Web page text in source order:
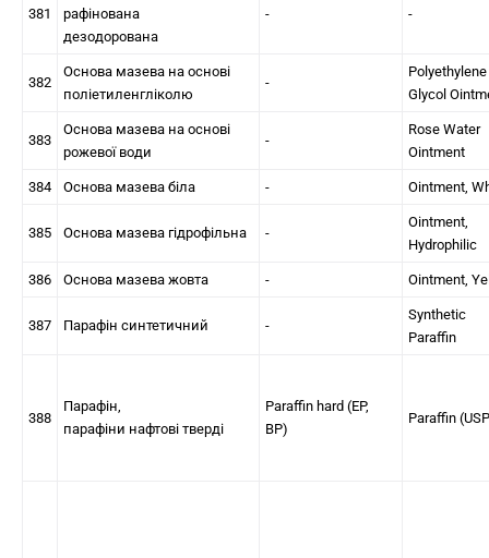
381
рафінована
дезодорована
- -
382
Основа мазева на основі
поліетиленгліколю
-
Polyethylene
Glycol
383
Основа мазева на основі
рожевої води
-
Rose Water
Ointment
384 Основа мазева біла - Ointment,
385 Основа мазева гідрофільна -
Ointment,
Hydrophilic
386 Основа мазева жовта - Ointment,
387 Парафін синтетичний -
Synthetic
Paraffin
388
Парафін,
парафіни нафтові тверді
Paraffin hard (EP,
BP)
Paraffin